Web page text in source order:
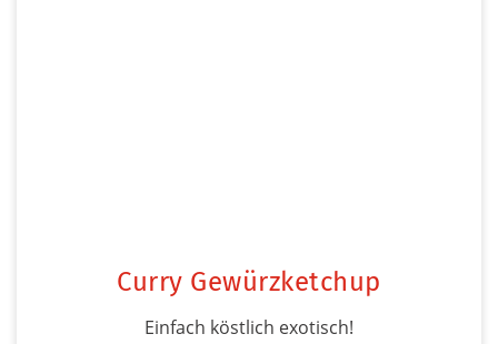
Curry Gewürzketchup
Einfach köstlich exotisch!